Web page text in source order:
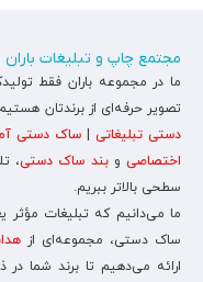
مجتمع چاپ و تبلیغات باران
ما در مجموعه باران فقط
تصویر حرفه‌ای از برندتان
دستی تبلیغاتی |ساک دستی
اختصاصی وبند ساک دستی،
سطحی بالاتر ببریم.
ما می‌دانیم که تبلیغات مؤثر
ساک دستی، مجموعه‌ای از
ارائه می‌دهیم تا برند شما در